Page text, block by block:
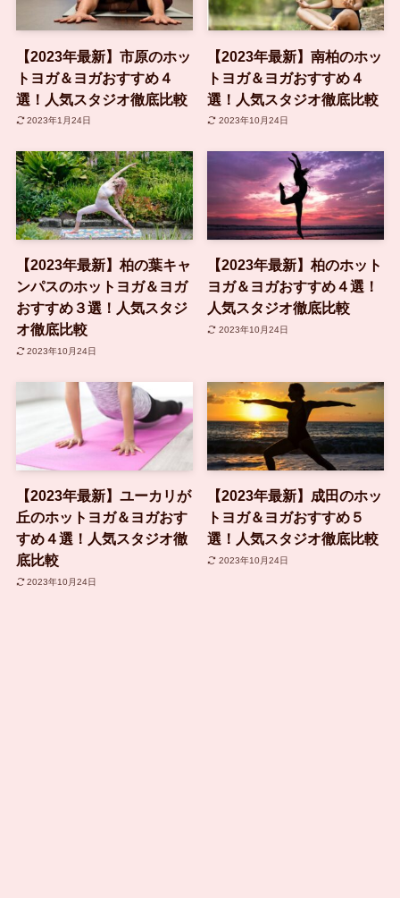
【2023年最新】市原のホッ
トヨガ＆ヨガおすすめ４
選！人気スタジオ徹底比較
2023年1月24日
【2023年最新】南柏のホッ
トヨガ＆ヨガおすすめ４
選！人気スタジオ徹底比較
2023年10月24日
【2023年最新】柏の葉キャ
ンパスのホットヨガ＆ヨガ
おすすめ３選！人気スタジ
オ徹底比較
2023年10月24日
【2023年最新】柏のホット
ヨガ＆ヨガおすすめ４選！
人気スタジオ徹底比較
2023年10月24日
【2023年最新】ユーカリが
丘のホットヨガ＆ヨガおす
すめ４選！人気スタジオ徹
底比較
2023年10月24日
【2023年最新】成田のホッ
トヨガ＆ヨガおすすめ５
選！人気スタジオ徹底比較
2023年10月24日